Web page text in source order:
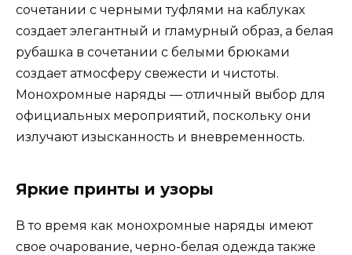
сочетании с черными туфлями на каблуках
создает элегантный и гламурный образ, а белая
рубашка в сочетании с белыми брюками
создает атмосферу свежести и чистоты.
Монохромные наряды — отличный выбор для
официальных мероприятий, поскольку они
излучают изысканность и вневременность.
Яркие принты и узоры
В то время как монохромные наряды имеют
свое очарование, черно-белая одежда также